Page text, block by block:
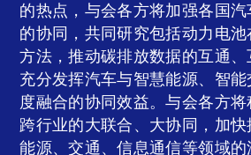
的热点，与会各方将加强各国
的协同，共同研究包括动力电
方法，推动碳排放数据的互通、
充分发挥汽车与智慧能源、智
度融合的协同效益。与会各方将
跨行业的大联合、大协同，加
能源、交通、信息通信等领域